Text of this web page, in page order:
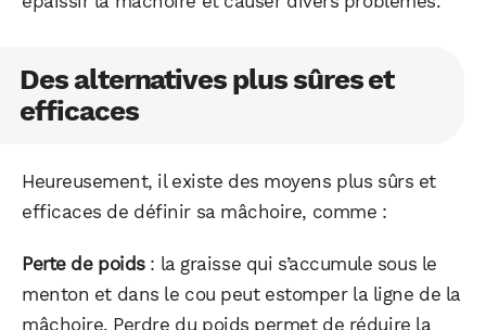
Des alternatives plus sûres et
efficaces
Heureusement, il existe des moyens plus sûrs et
efficaces de définir sa mâchoire, comme :
Perte de poids: la graisse qui s’accumule sous le
menton et dans le cou peut estomper la ligne de la
mâchoire. Perdre du poids permet de réduire la